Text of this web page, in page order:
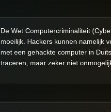
De Wet Computercriminaliteit
moeilijk. Hackers kunnen namelijk
met een gehackte computer in
traceren, maar zeker niet